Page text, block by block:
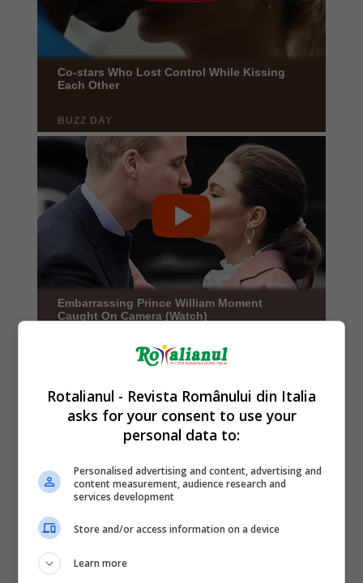
Rotalianul - Revista Românului din Italia
asks for your consent to use your
personal data to:
Personalised advertising and content, advertising and
content measurement, audience research and
services development
Store and/or access information on a device
Learn more